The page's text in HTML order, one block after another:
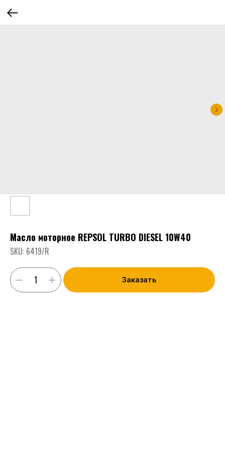
Масло моторное REPSOL TURBO DIESEL 10W40
SKU: 6419/R
Заказать